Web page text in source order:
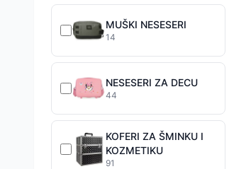
MUŠKI NESESERI
14
NESESERI ZA DECU
44
KOFERI ZA ŠMINKU I
KOZMETIKU
91